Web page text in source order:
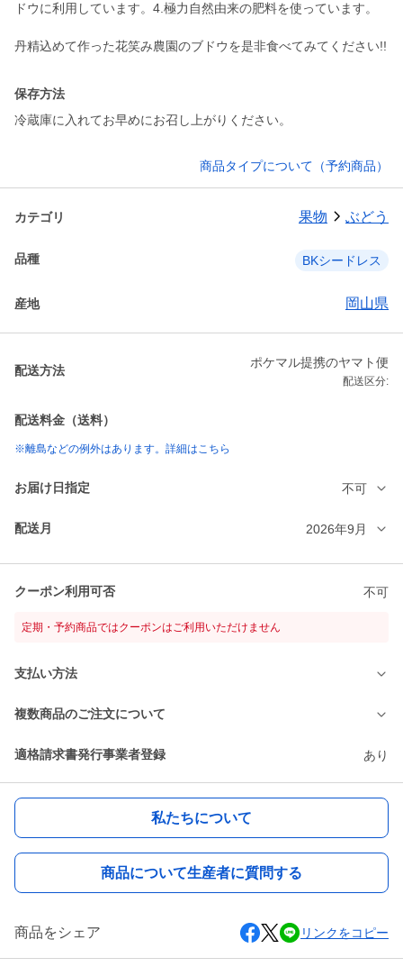
ドウに利用しています。4.極力自然由来の肥料を使っています。
丹精込めて作った花笑み農園のブドウを是非食べてみてください!!
保存方法
冷蔵庫に入れてお早めにお召し上がりください。
商品タイプについて（予約商品）
カテゴリ 果物 ぶどう
品種 BKシードレス
産地 岡山県
配送方法
ポケマル提携のヤマト便
配送区分:
配送料金（送料）
※離島などの例外はあります。詳細はこちら
お届け日指定 不可
配送月 2026年9月
クーポン利用可否 不可
定期・予約商品ではクーポンはご利用いただけません
支払い方法
複数商品のご注文について
適格請求書発行事業者登録 あり
私たちについて
商品について生産者に質問する
商品をシェア リンクをコピー